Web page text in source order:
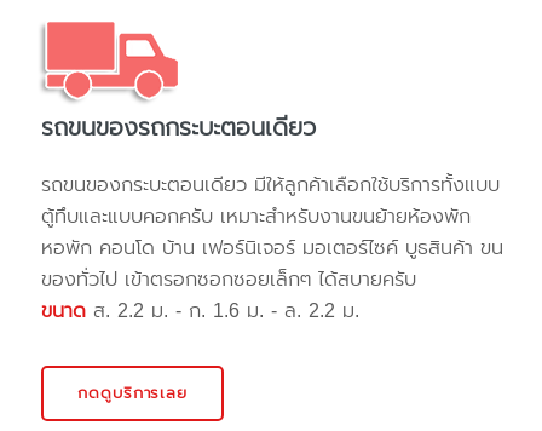
รถขนของรถกระบะตอนเดียว
รถขนของกระบะตอนเดียว มีให้ลูกค้าเลือกใช้บริการทั้งแบบ
ตู้ทึบและแบบคอกครับ เหมาะสำหรับงานขนย้ายห้องพัก
หอพัก คอนโด บ้าน เฟอร์นิเจอร์ มอเตอร์ไซค์ บูธสินค้า ขน
ของทั่วไป เข้าตรอกซอกซอยเล็กๆ ได้สบายครับ
ขนาด ส. 2.2 ม. - ก. 1.6 ม. - ล. 2.2 ม.
กดดูบริการเลย